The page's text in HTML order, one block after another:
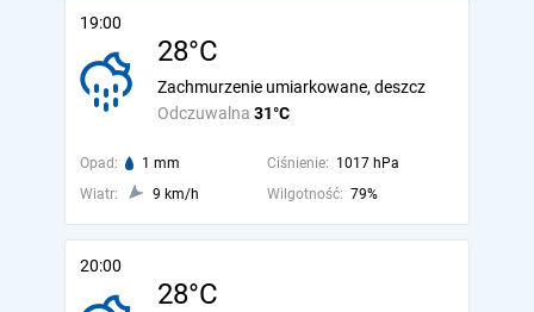
19:00
28°C
Odczuwalna 31°C
Zachmurzenie umiarkowane, deszcz
Opad: 1 mm Ciśnienie: 1017 hPa
Wiatr:
9 km/h Wilgotność: 79%
20:00
28°C